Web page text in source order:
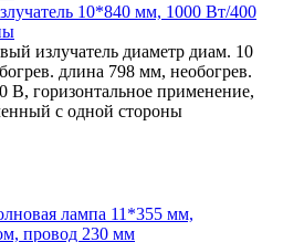
10*840 мм, 1000 Вт/400
излучатель диаметр диам. 10
длина 798 мм, необогрев.
В, горизонтальное применение,
с одной стороны